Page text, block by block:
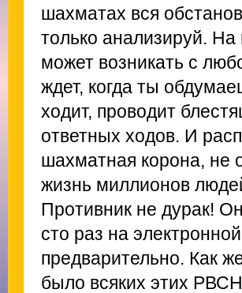
шахматах вся
только анализируй. На
может возникать с
ждет, когда ты
ходит, проводит
ответных ходов. И
шахматная корона, не
жизнь миллионов
Противник не дурак!
сто раз на
предварительно. Как
было всяких этих